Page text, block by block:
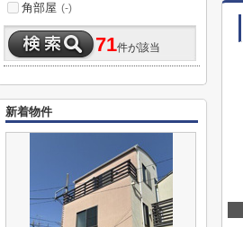
角部屋 (-)
71件が該当
新着物件